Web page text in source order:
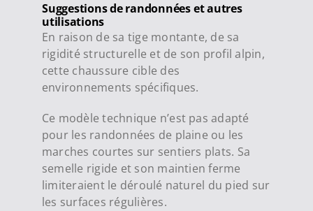
Suggestions de randonnées et autres
utilisations
En raison de sa tige montante, de sa
rigidité structurelle et de son profil alpin,
cette chaussure cible des
environnements spécifiques.
Ce modèle technique n’est pas adapté
pour les randonnées de plaine ou les
marches courtes sur sentiers plats. Sa
semelle rigide et son maintien ferme
limiteraient le déroulé naturel du pied sur
les surfaces régulières.